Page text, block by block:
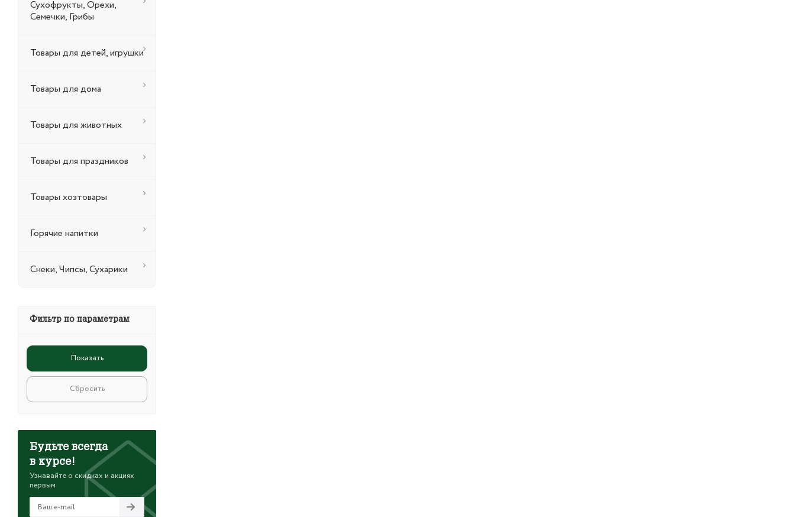
Сухофрукты, Орехи,
Семечки, Грибы
Товары для детей, игрушки
Товары для дома
Товары для животных
Товары для праздников
Товары хозтовары
Горячие напитки
Снеки, Чипсы, Сухарики
Фильтр по параметрам
Сбросить
Будьте всегда
в курсе!
Узнавайте о скидках и акциях
первым